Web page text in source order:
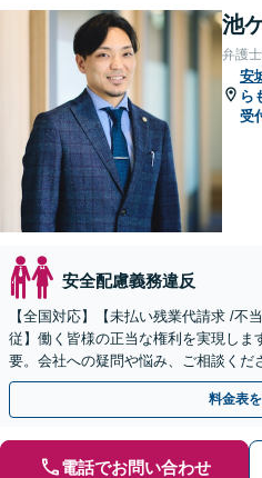
池
弁護
安
ら
受
安全配慮義務違反
【全国対応】【未払い残業代請求 /不
従】働く皆様の正当な権利を実現しま
要。会社への疑問や悩み、ご相談くだ
回面談無料】【夜間・休日対応可】
料金表
電話でお問い合わせ